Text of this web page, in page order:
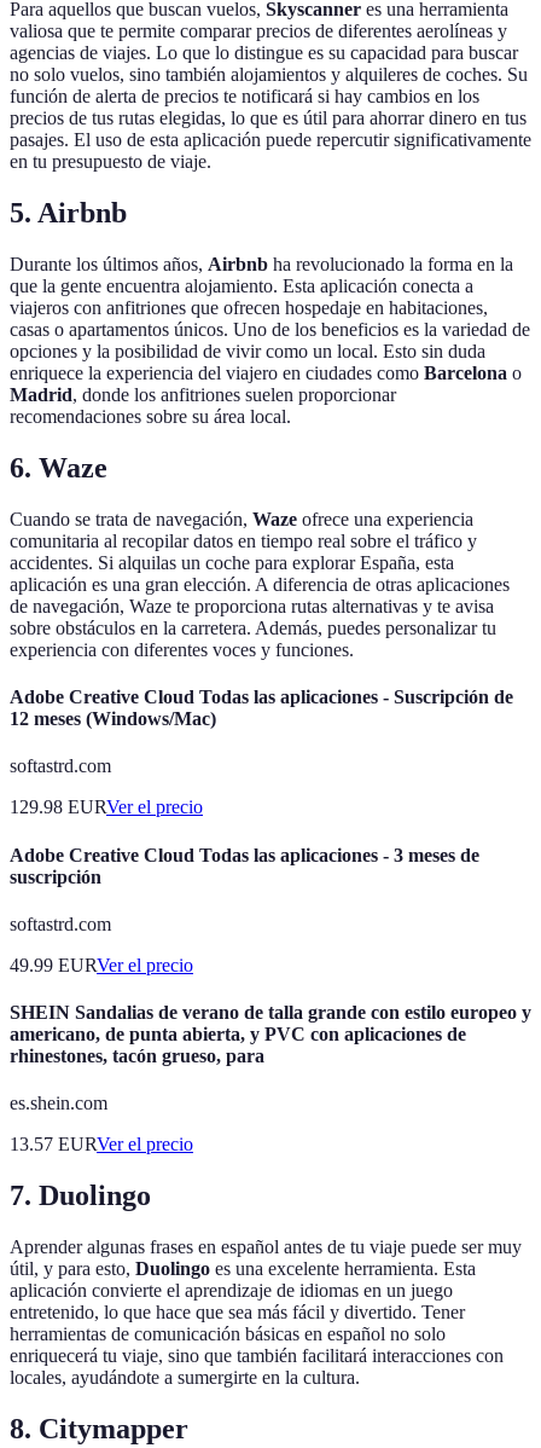
Para aquellos que buscan vuelos, Skyscanner es una herramienta
valiosa que te permite comparar precios de diferentes aerolíneas y
agencias de viajes. Lo que lo distingue es su capacidad para buscar
no solo vuelos, sino también alojamientos y alquileres de coches. Su
función de alerta de precios te notificará si hay cambios en los
precios de tus rutas elegidas, lo que es útil para ahorrar dinero en tus
pasajes. El uso de esta aplicación puede repercutir significativamente
en tu presupuesto de viaje.
5. Airbnb
Durante los últimos años, Airbnb ha revolucionado la forma en la
que la gente encuentra alojamiento. Esta aplicación conecta a
viajeros con anfitriones que ofrecen hospedaje en habitaciones,
casas o apartamentos únicos. Uno de los beneficios es la variedad de
opciones y la posibilidad de vivir como un local. Esto sin duda
enriquece la experiencia del viajero en ciudades como Barcelona o
Madrid, donde los anfitriones suelen proporcionar
recomendaciones sobre su área local.
6. Waze
Cuando se trata de navegación, Waze ofrece una experiencia
comunitaria al recopilar datos en tiempo real sobre el tráfico y
accidentes. Si alquilas un coche para explorar España, esta
aplicación es una gran elección. A diferencia de otras aplicaciones
de navegación, Waze te proporciona rutas alternativas y te avisa
sobre obstáculos en la carretera. Además, puedes personalizar tu
experiencia con diferentes voces y funciones.
Adobe Creative Cloud Todas las aplicaciones - Suscripción de
12 meses (Windows/Mac)
softastrd.com
129.98 EURVer el precio
Adobe Creative Cloud Todas las aplicaciones - 3 meses de
suscripción
softastrd.com
49.99 EURVer el precio
SHEIN Sandalias de verano de talla grande con estilo europeo y
americano, de punta abierta, y PVC con aplicaciones de
rhinestones, tacón grueso, para
es.shein.com
13.57 EURVer el precio
7. Duolingo
Aprender algunas frases en español antes de tu viaje puede ser muy
útil, y para esto, Duolingo es una excelente herramienta. Esta
aplicación convierte el aprendizaje de idiomas en un juego
entretenido, lo que hace que sea más fácil y divertido. Tener
herramientas de comunicación básicas en español no solo
enriquecerá tu viaje, sino que también facilitará interacciones con
locales, ayudándote a sumergirte en la cultura.
8. Citymapper